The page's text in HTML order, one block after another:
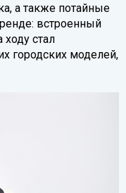
а также потайные
встроенный
ходу стал
городских моделей,